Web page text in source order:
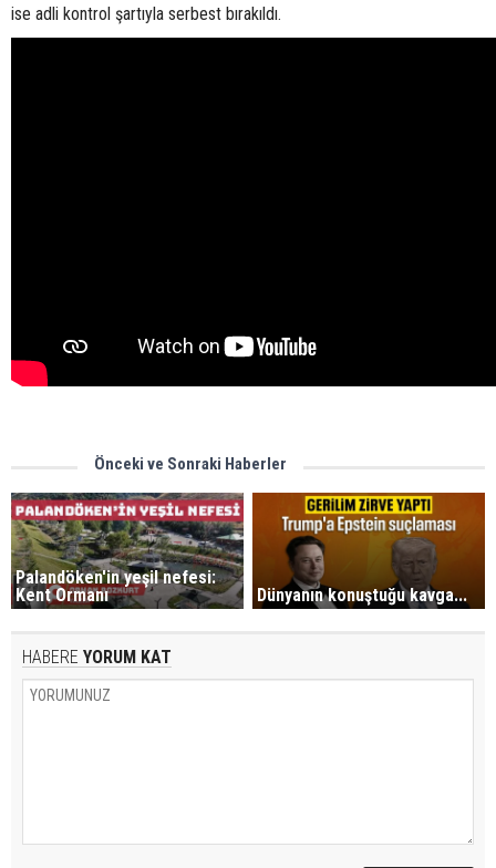
ise adli kontrol şartıyla serbest bırakıldı.
Önceki ve Sonraki Haberler
Palandöken'in yeşil nefesi:
Kent Ormanı
Dünyanın konuştuğu kavga...
HABERE YORUM KAT